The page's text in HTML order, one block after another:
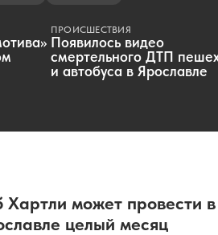
ПРОИСШЕСТВИЯ
Появилось видео
смертельного ДТП
и автобуса в Ярославле
Хартли может провести в
целый месяц